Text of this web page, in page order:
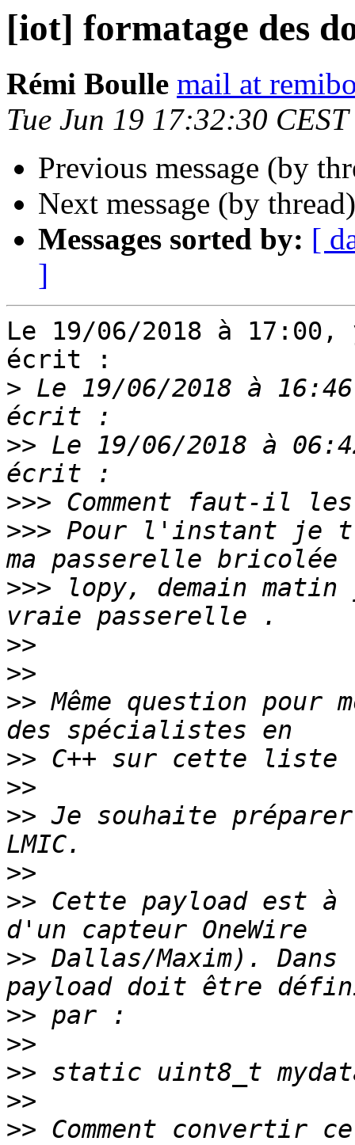
[iot] formatage des
Rémi Boulle mail at
Tue Jun 19 17:32:30
Previous message (by
Next message (by
Messages sorted by: [
]
Le 19/06/2018 à 17:00,
écrit :
> Le 19/06/2018 à
>> Le 19/06/2018 à
>>>
>>> Pour l'instant je
>>> lopy, demain
>>
>>
>> Même question
>>
>>
>> Je souhaite
>>
>> Cette payload est
>> Dallas/Maxim).
>>
>>
>>
>>
>> Comment convertir